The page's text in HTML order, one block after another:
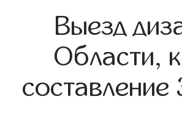
Выезд
Области,